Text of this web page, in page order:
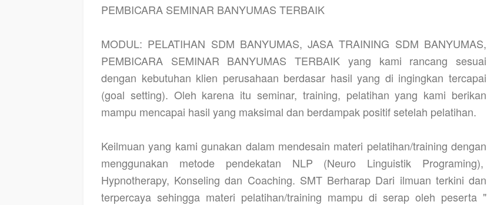
PEMBICARA SEMINAR BANYUMAS TERBAIK
MODUL: PELATIHAN SDM BANYUMAS, JASA TRAINING SDM BANYUMAS,
PEMBICARA SEMINAR BANYUMAS TERBAIK yang kami rancang sesuai
dengan kebutuhan klien perusahaan berdasar hasil yang di ingingkan tercapai
(goal setting). Oleh karena itu seminar, training, pelatihan yang kami berikan
mampu mencapai hasil yang maksimal dan berdampak positif setelah pelatihan.
Keilmuan yang kami gunakan dalam mendesain materi pelatihan/training dengan
menggunakan metode pendekatan NLP (Neuro Linguistik Programing),
Hypnotherapy, Konseling dan Coaching. SMT Berharap Dari ilmuan terkini dan
terpercaya sehingga materi pelatihan/training mampu di serap oleh peserta "